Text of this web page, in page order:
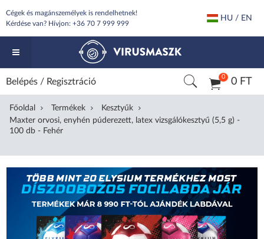
Cégek és magánszemélyek is rendelhetnek!
Kérdése van? Hívjon: +36 70 7 999 999
HU / EN
0 0 FT
Belépés / Regisztráció
Főoldal Termékek
Kesztyűk
Maxter orvosi, enyhén púderezett, latex vizsgálókesztyű (5,5 g) -
100 db - Fehér